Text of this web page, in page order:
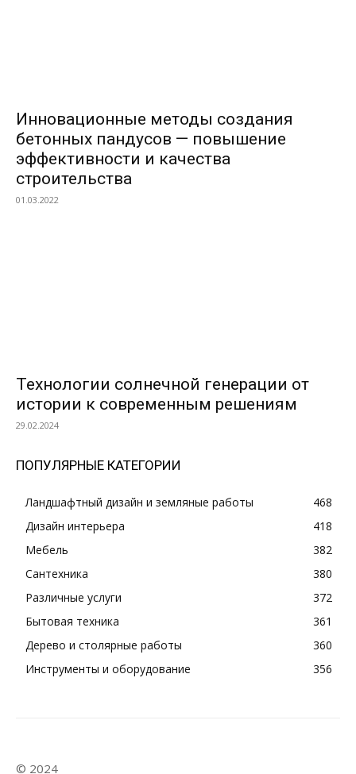
Инновационные методы создания
бетонных пандусов — повышение
эффективности и качества
строительства
01.03.2022
Технологии солнечной генерации от
истории к современным решениям
29.02.2024
ПОПУЛЯРНЫЕ КАТЕГОРИИ
Ландшафтный дизайн и земляные работы
468
Дизайн интерьера
418
Мебель
382
Сантехника
380
Различные услуги
372
Бытовая техника
361
Дерево и столярные работы
360
Инструменты и оборудование
356
© 2024